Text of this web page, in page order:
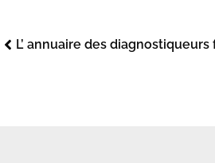
L’ annuaire des